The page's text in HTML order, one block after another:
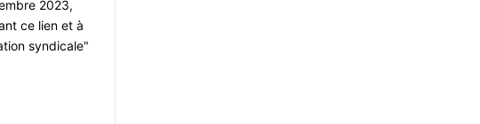
2023,
ce lien et à
syndicale"